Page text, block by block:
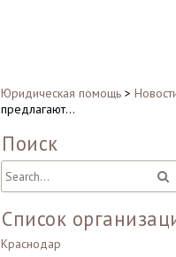
Юридическая помощь >
предлагают…
Поиск
Список
Краснодар